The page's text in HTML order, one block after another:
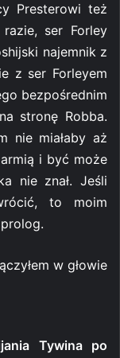
Presterowi też
ser Forley
najemnik z
z ser Forleyem
bezpośrednim
stronę Robba.
nie miałaby aż
i być może
nie znał. Jeśli
to moim
w głowie
Tywina po